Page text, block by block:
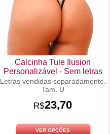
Calcinha Tule Ilusion
Personalizável - Sem letras
Letras vendidas separadamente.
Tam. U
R$23,70
VER OPÇÕES